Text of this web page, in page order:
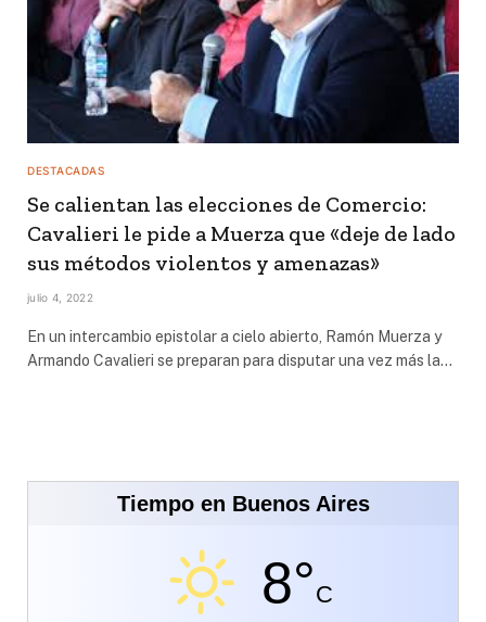
DESTACADAS
Se calientan las elecciones de Comercio:
Cavalieri le pide a Muerza que «deje de lado
sus métodos violentos y amenazas»
julio 4, 2022
En un intercambio epistolar a cielo abierto, Ramón Muerza y
Armando Cavalieri se preparan para disputar una vez más la…
Tiempo en Buenos Aires
8°C